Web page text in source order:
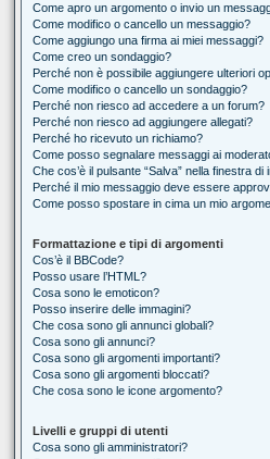
Come apro un argomento o invio un
Come modifico o cancello un messaggio?
Come aggiungo una firma ai miei messaggi?
Come creo un sondaggio?
Perché non è possibile aggiungere ulteriori
Come modifico o cancello un sondaggio?
Perché non riesco ad accedere a un forum?
Perché non riesco ad aggiungere allegati?
Perché ho ricevuto un richiamo?
Come posso segnalare messaggi ai
Che cos’è il pulsante “Salva” nella finestra
Perché il mio messaggio deve essere
Come posso spostare in cima un mio
Formattazione e tipi di argomenti
Cos’è il BBCode?
Posso usare l’HTML?
Cosa sono le emoticon?
Posso inserire delle immagini?
Che cosa sono gli annunci globali?
Cosa sono gli annunci?
Cosa sono gli argomenti importanti?
Cosa sono gli argomenti bloccati?
Che cosa sono le icone argomento?
Livelli e gruppi di utenti
Cosa sono gli amministratori?